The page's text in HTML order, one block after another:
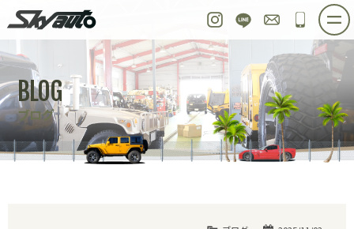
Instagram
LINE お問い合わせ
048-
ホーム 在庫車情報 ご購入プラン
整備作業実例 パーツ販売 買取＆オーダー
店舗紹介 工場紹介 会社概要
スタッフ紹介 求人情報 公式ブログ
BLOG
ブログ